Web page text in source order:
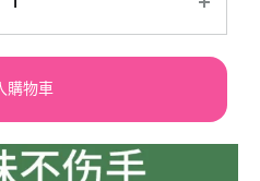
購物車